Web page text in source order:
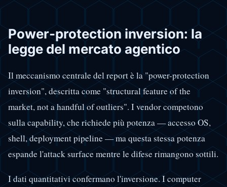
Power-protection inversion: la
legge del mercato agentico
Il meccanismo centrale del report è la "power-protection
inversion", descritta come "structural feature of the
market, not a handful of outliers". I vendor competono
sulla capability, che richiede più potenza — accesso OS,
shell, deployment pipeline — ma questa stessa potenza
espande l'attack surface mentre le difese rimangono sottili.
I dati quantitativi confermano l'inversione. I computer